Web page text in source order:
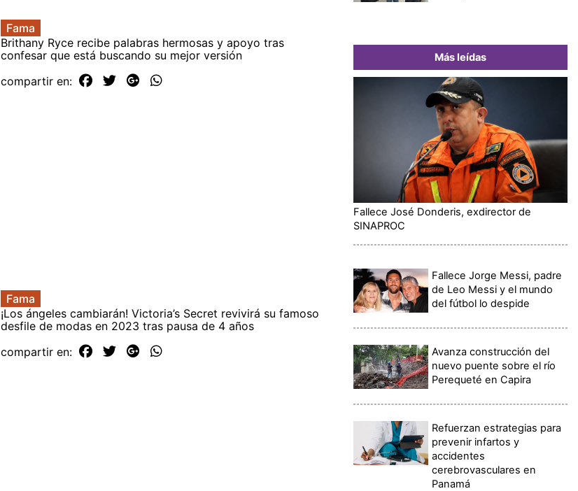
Fama
Brithany Ryce recibe palabras hermosas y apoyo tras
confesar que está buscando su mejor versión
compartir en:
Fama
¡Los ángeles cambiarán! Victoria’s Secret revivirá su famoso
desfile de modas en 2023 tras pausa de 4 años
compartir en:
Más leídas
Fallece José Donderis, exdirector de
SINAPROC
Fallece Jorge Messi, padre
de Leo Messi y el mundo
del fútbol lo despide
Avanza construcción del
nuevo puente sobre el río
Perequeté en Capira
Refuerzan estrategias para
prevenir infartos y
accidentes
cerebrovasculares en
Panamá